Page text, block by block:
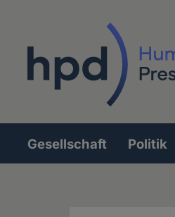
Hauptnavigation
Gesellschaft Politik